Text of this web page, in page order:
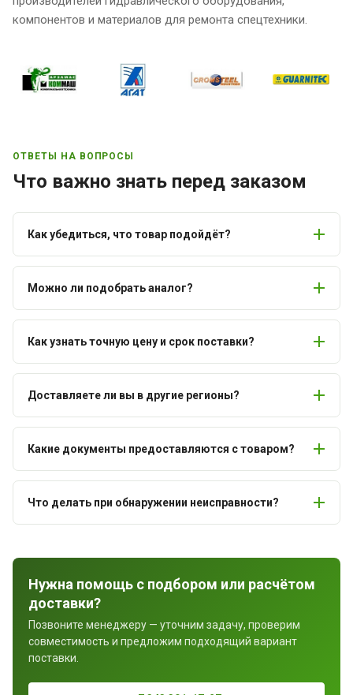
компонентов и материалов для ремонта спецтехники.
ОТВЕТЫ НА ВОПРОСЫ
Что важно знать перед заказом
Как убедиться, что товар подойдёт?
Можно ли подобрать аналог?
Как узнать точную цену и срок поставки?
Доставляете ли вы в другие регионы?
Какие документы предоставляются с товаром?
Что делать при обнаружении неисправности?
Нужна помощь с подбором или расчётом
доставки?
Позвоните менеджеру — уточним задачу, проверим
совместимость и предложим подходящий вариант
поставки.